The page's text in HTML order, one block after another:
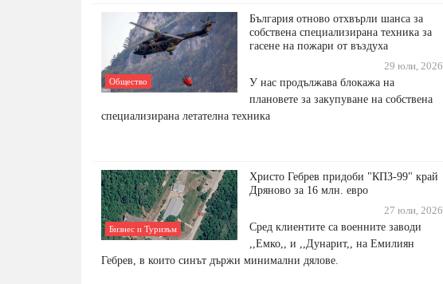
Общество
България отново отхвърли шанса за
собствена специализирана техника за
гасене на пожари от въздуха
29 юли, 2026
У нас продължава блокажа на
плановете за закупуване на собствена
специализирана летателна техника
Бизнес и Туризъм
Христо Гебрев придоби "КПЗ-99" край
Дряново за 16 млн. евро
27 юли, 2026
Сред клиентите са военните заводи
,,Емко,, и ,,Дунарит,, на Емилиян
Гебрев, в които синът държи минимални дялове.